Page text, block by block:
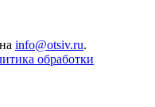
info@otsiv.ru.
обработки